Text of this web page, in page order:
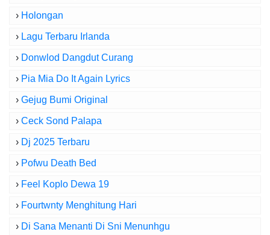
› Holongan
› Lagu Terbaru Irlanda
› Donwlod Dangdut Curang
› Pia Mia Do It Again Lyrics
› Gejug Bumi Original
› Ceck Sond Palapa
› Dj 2025 Terbaru
› Pofwu Death Bed
› Feel Koplo Dewa 19
› Fourtwnty Menghitung Hari
› Di Sana Menanti Di Sni Menunhgu